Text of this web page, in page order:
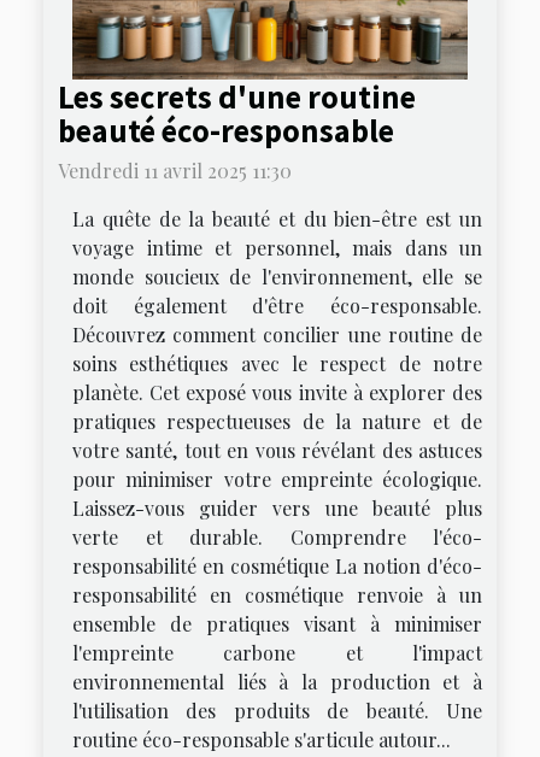
Les secrets d'une routine
beauté éco-responsable
Vendredi 11 avril 2025 11:30
La quête de la beauté et du bien-être est un
voyage intime et personnel, mais dans un
monde soucieux de l'environnement, elle se
doit également d'être éco-responsable.
Découvrez comment concilier une routine de
soins esthétiques avec le respect de notre
planète. Cet exposé vous invite à explorer des
pratiques respectueuses de la nature et de
votre santé, tout en vous révélant des astuces
pour minimiser votre empreinte écologique.
Laissez-vous guider vers une beauté plus
verte et durable. Comprendre l'éco-
responsabilité en cosmétique La notion d'éco-
responsabilité en cosmétique renvoie à un
ensemble de pratiques visant à minimiser
l'empreinte carbone et l'impact
environnemental liés à la production et à
l'utilisation des produits de beauté. Une
routine éco-responsable s'articule autour...